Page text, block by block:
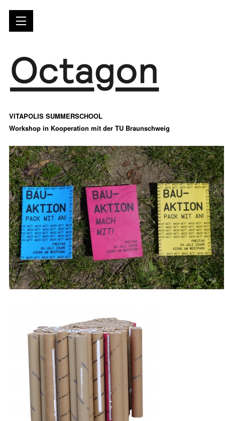
VITAPOLIS SUMMERSCHOOL
Workshop in Kooperation mit der TU Braunschweig